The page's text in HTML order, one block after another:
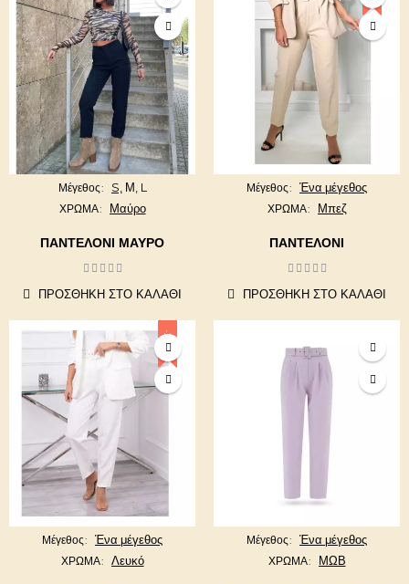
Μέγεθος S, Μ, L
ΧΡΩΜΑ Μαύρο
ΠΑΝΤΕΛΌΝΙ ΜΑΎΡΟ
ΠΡΟΣΘΉΚΗ ΣΤΟ ΚΑΛΆΘΙ
Μέγεθος Ένα μέγεθος
ΧΡΩΜΑ Μπεζ
ΠΑΝΤΕΛΟΝΙ
ΠΡΟΣΘΉΚΗ ΣΤΟ ΚΑΛΆΘΙ
-20%
Μέγεθος Ένα μέγεθος
ΧΡΩΜΑ Λευκό
Μέγεθος Ένα μέγεθος
ΧΡΩΜΑ ΜΩΒ